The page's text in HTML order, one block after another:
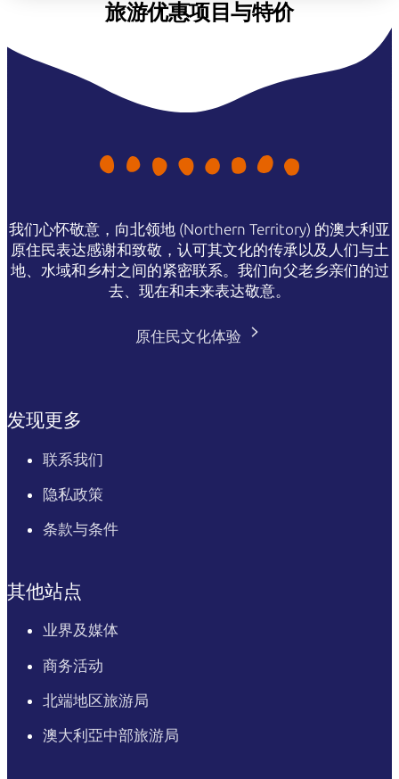
旅游优惠项目与特价
我们心怀敬意，向北领地 (Northern Territory) 的澳大利亚
原住民表达感谢和致敬，认可其文化的传承以及人们与土
地、水域和乡村之间的紧密联系。我们向父老乡亲们的过
去、现在和未来表达敬意。
原住民文化体验
发现更多
联系我们
隐私政策
条款与条件
其他站点
业界及媒体
商务活动
北端地区旅游局
澳大利亞中部旅游局